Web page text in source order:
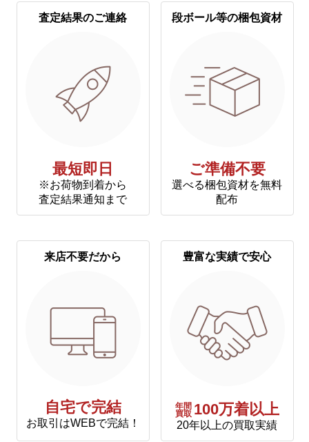
査定結果のご連絡
最短即日
※お荷物到着から
査定結果通知まで
段ボール等の梱包資材
ご準備不要
選べる梱包資材を無料
配布
来店不要だから
自宅で完結
お取引はWEBで完結！
豊富な実績で安心
年間
買取 100万着以上
20年以上の買取実績